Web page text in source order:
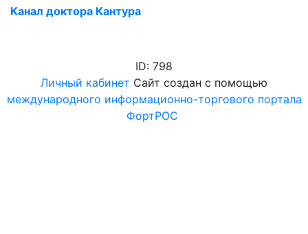
Канал доктора Кантура
ID: 798
Личный кабинет Сайт создан с помощью
международного информационно-торгового портала
ФортРОС